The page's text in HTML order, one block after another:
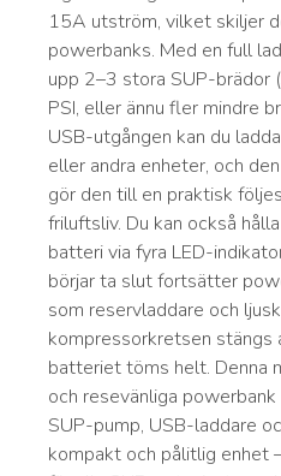
15A utström, vilket skiljer
powerbanks. Med en full
upp 2–3 stora SUP-
PSI, eller ännu fler mindre
USB-utgången kan du
eller andra enheter, och
gör den till en praktisk
friluftsliv. Du kan också
batteri via fyra LED-
börjar ta slut fortsätter
som reservladdare och
kompressorkretsen stängs
batteriet töms helt. Denna
och resevänliga
SUP-pump, USB-laddare
kompakt och pålitlig